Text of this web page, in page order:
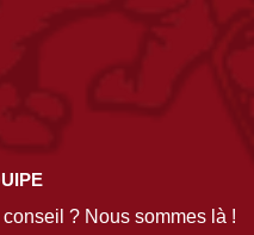
? Nous sommes là !